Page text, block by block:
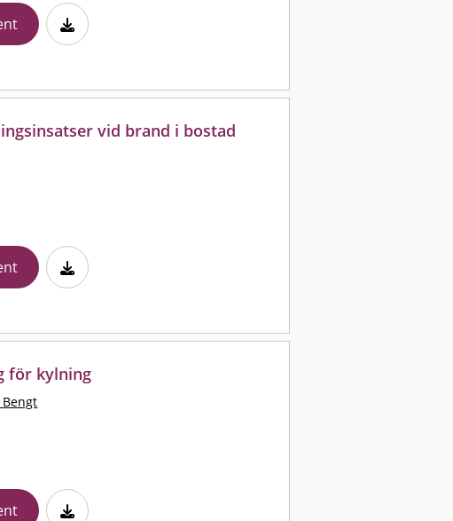
vid brand i bostad
för kylning